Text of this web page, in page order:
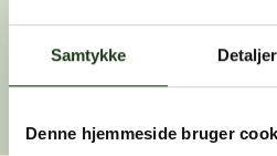
Samtykke Detaljer
Denne hjemmeside bruger
Gå